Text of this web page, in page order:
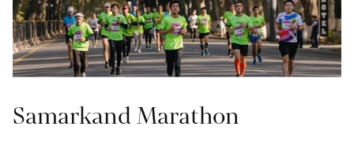
Samarkand Marathon